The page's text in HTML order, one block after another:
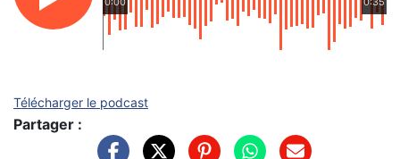
Télécharger le podcast
Partager :